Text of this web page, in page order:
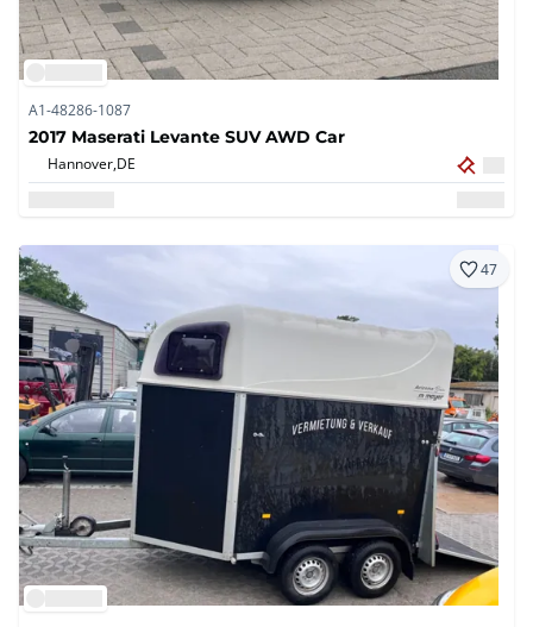
A1-48286-1087
2017 Maserati Levante SUV AWD Car
Hannover,DE
47